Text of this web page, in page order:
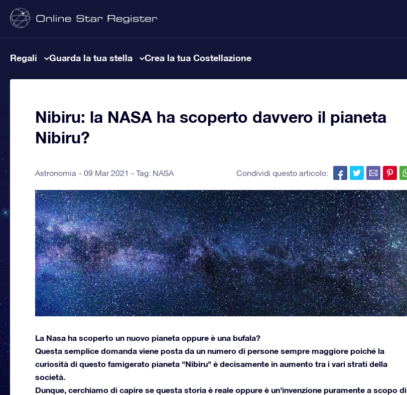
Regali Guarda la tua stella Crea la tua Costellazione
Nibiru: la NASA ha scoperto davvero il pianeta
Nibiru?
Astronomia 09 Mar 2021 - Tag: NASA Condividi questo articolo:
La Nasa ha scoperto un nuovo pianeta oppure è una bufala?
Questa semplice domanda viene posta da un numero di persone sempre maggiore poiché la
curiosità di questo famigerato pianeta "Nibiru" è decisamente in aumento tra i vari strati della
società.
Dunque, cerchiamo di capire se questa storia è reale oppure è un'invenzione puramente a scopo di